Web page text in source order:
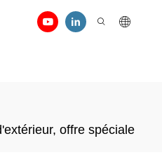
offre spéciale